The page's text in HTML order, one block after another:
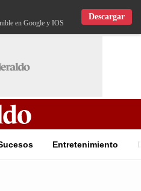
en Google y IOS
Descargar
Entretenimiento